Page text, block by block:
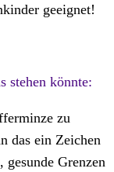
geeignet!
stehen könnte:
zu
das ein Zeichen
Grenzen